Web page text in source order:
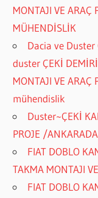
MONTAJI VE ARAÇ
MÜHENDİSLİK
Dacia ve
duster ÇEKİ
MONTAJI VE
mühendislik
Duster~ÇEKİ
PROJE /
FIAT DOBLO
TAKMA MONTAJI
FIAT DOBLO